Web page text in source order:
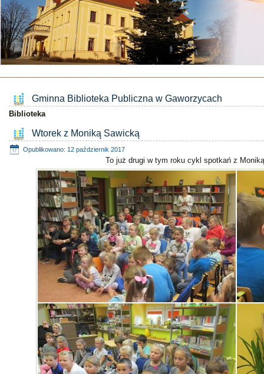
Gminna Biblioteka Publiczna w Gaworzycach
Biblioteka
Wtorek z Moniką Sawicką
Opublikowano: 12 październik 2017
To już drugi w tym roku cykl spotkań z